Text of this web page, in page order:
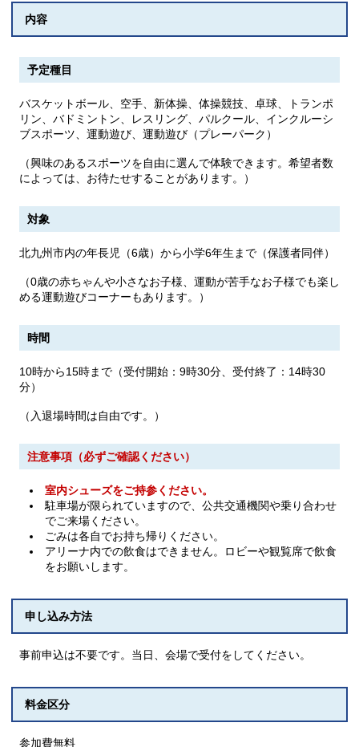
内容
予定種目
バスケットボール、空手、新体操、体操競技、卓球、トランポ
リン、バドミントン、レスリング、パルクール、インクルーシ
ブスポーツ、運動遊び、運動遊び（プレーパーク）
（興味のあるスポーツを自由に選んで体験できます。希望者数
によっては、お待たせすることがあります。）
対象
北九州市内の年長児（6歳）から小学6年生まで（保護者同伴）
（0歳の赤ちゃんや小さなお子様、運動が苦手なお子様でも楽し
める運動遊びコーナーもあります。）
時間
10時から15時まで（受付開始：9時30分、受付終了：14時30
分）
（入退場時間は自由です。）
注意事項（必ずご確認ください）
室内シューズをご持参ください。
駐車場が限られていますので、公共交通機関や乗り合わせ
でご来場ください。
ごみは各自でお持ち帰りください。
アリーナ内での飲食はできません。ロビーや観覧席で飲食
をお願いします。
申し込み方法
事前申込は不要です。当日、会場で受付をしてください。
料金区分
参加費無料